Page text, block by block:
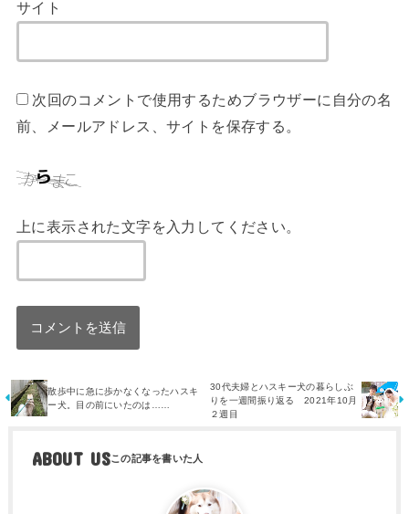
サイト
次回のコメントで使用するためブラウザーに自分の名
前、メールアドレス、サイトを保存する。
上に表示された文字を入力してください。
散歩中に急に歩かなくなったハスキ
ー犬。目の前にいたのは……
30代夫婦とハスキー犬の暮らしぶ
りを一週間振り返る 2021年10月
２週目
ABOUT US